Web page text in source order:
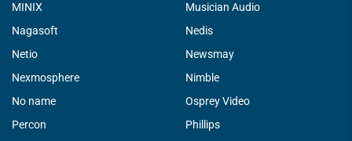
MINIX
Musician Audio
Nagasoft
Nedis
Netio
Newsmay
Nexmosphere
Nimble
No name
Osprey Video
Percon
Phillips